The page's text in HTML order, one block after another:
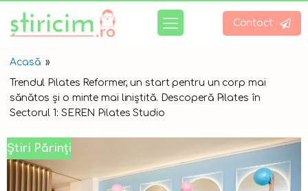
Contact
Acasă »
Trendul Pilates Reformer, un start pentru un corp mai
sănătos și o minte mai liniștită. Descoperă Pilates în
Sectorul 1: SEREN Pilates Studio
Știri Părinți